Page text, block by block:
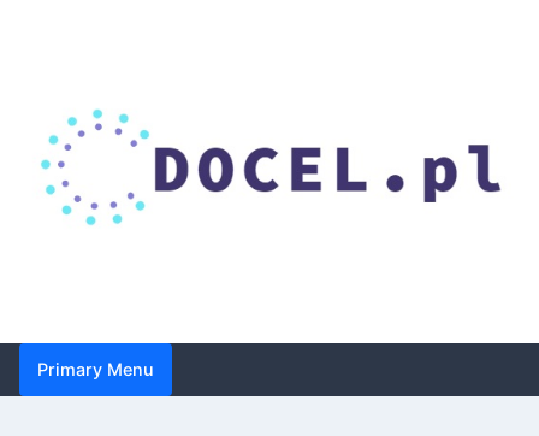
Droga do celu – zbiór
porad dotyczących
Primary Menu